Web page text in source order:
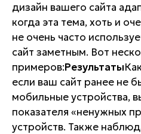
дизайн вашего сайта
когда эта тема, хоть и
не очень часто
сайт заметным. Вот
примеров:Результаты
если ваш сайт ранее не
мобильные устройства,
показателя «ненужных
устройств. Также